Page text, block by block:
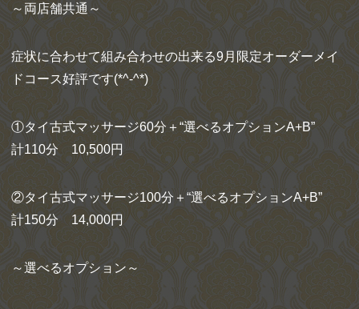
～両店舗共通～
症状に合わせて組み合わせの出来る9月限定オーダーメイ
ドコース好評です(*^-^*)
①タイ古式マッサージ60分＋“選べるオプションA+B”
計110分 10,500円
②タイ古式マッサージ100分＋“選べるオプションA+B”
計150分 14,000円
～選べるオプション～